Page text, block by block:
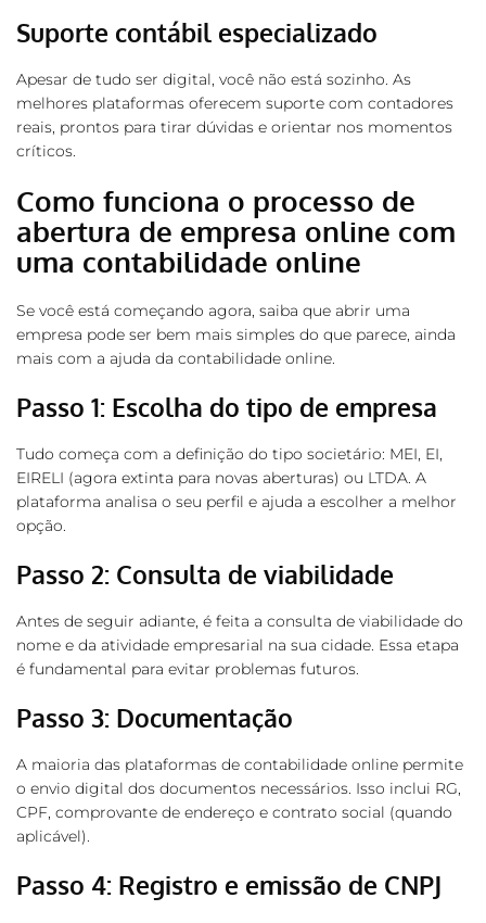
Suporte contábil especializado
Apesar de tudo ser digital, você não está sozinho. As
melhores plataformas oferecem suporte com contadores
reais, prontos para tirar dúvidas e orientar nos momentos
críticos.
Como funciona o processo de
abertura de empresa online com
uma contabilidade online
Se você está começando agora, saiba que abrir uma
empresa pode ser bem mais simples do que parece, ainda
mais com a ajuda da contabilidade online.
Passo 1: Escolha do tipo de empresa
Tudo começa com a definição do tipo societário: MEI, EI,
EIRELI (agora extinta para novas aberturas) ou LTDA. A
plataforma analisa o seu perfil e ajuda a escolher a melhor
opção.
Passo 2: Consulta de viabilidade
Antes de seguir adiante, é feita a consulta de viabilidade do
nome e da atividade empresarial na sua cidade. Essa etapa
é fundamental para evitar problemas futuros.
Passo 3: Documentação
A maioria das plataformas de contabilidade online permite
o envio digital dos documentos necessários. Isso inclui RG,
CPF, comprovante de endereço e contrato social (quando
aplicável).
Passo 4: Registro e emissão de CNPJ